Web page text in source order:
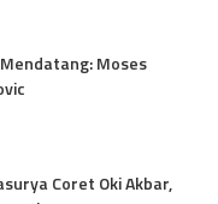
Moses
Coret Oki Akbar,